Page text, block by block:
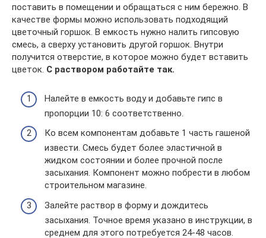
поставить в помещении и обращаться с ним бережно. В
качестве формы можно использовать подходящий
цветочный горшок. В емкость нужно налить гипсовую
смесь, а сверху установить другой горшок. Внутри
получится отверстие, в которое можно будет вставить
цветок. С раствором работайте так.
Налейте в емкость воду и добавьте гипс в
пропорции 10: 6 соответственно.
Ко всем компонентам добавьте 1 часть гашеной
извести. Смесь будет более эластичной в
жидком состоянии и более прочной после
засыхания. Компонент можно побрести в любом
строительном магазине.
Залейте раствор в форму и дождитесь
засыхания. Точное время указано в инструкции, в
среднем для этого потребуется 24-48 часов.